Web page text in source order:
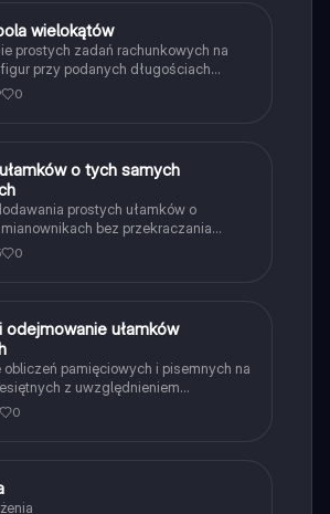
wielokątów
prostych zadań rachunkowych na
przy podanych długościach
0
o tych samych
prostych ułamków o
bez przekraczania
0
odejmowanie ułamków
pamięciowych i pisemnych na
z uwzględnieniem
przecinka.
0